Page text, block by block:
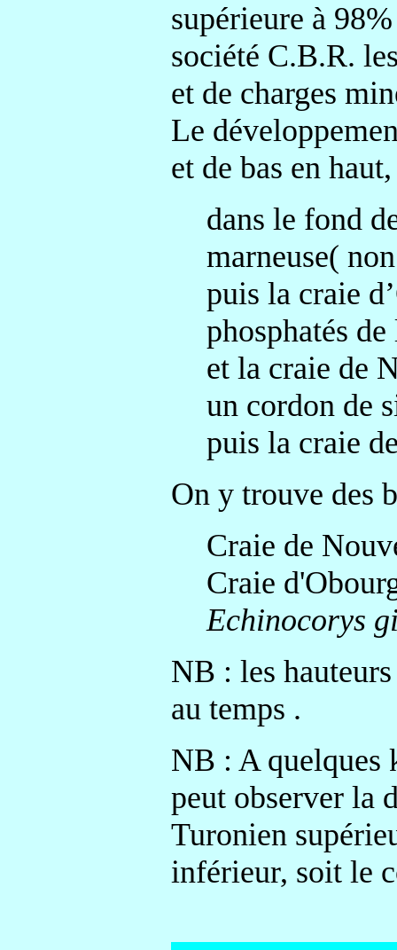
supérieure à
société C.B.R.
et de charges
Le
et de bas en
dans le fond
marneuse(
puis la craie
phosphatés
et la craie de
un cordon de
puis la craie
On y trouve des
Craie de
Craie
Echinocorys
NB : les
au temps .
NB : A quelques
peut observer la
Turonien
inférieur, soit le